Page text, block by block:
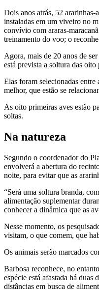
Dois anos atrás, 52
instaladas em um viveiro no
convívio com araras-
treinamento do voo; o
Agora, mais de 20 anos de
está prevista a soltura das
Elas foram selecionadas entre
melhor, que estão se
As oito primeiras aves estão
soltas.
Na natureza
Segundo o coordenador do
envolverá a abertura do
noite, para evitar que as
“Será uma soltura branda,
alimentação suplementar
conhecer a dinâmica que as
Nesse momento, os
visitam, o que comem, que
Os animais serão marcados
Barbosa reconhece, no
espécie está afastada há
distâncias em busca de